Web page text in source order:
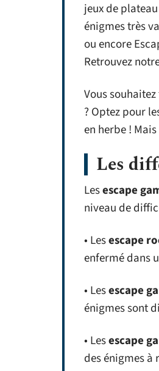
jeux de
énigmes très
ou encore
Retrouvez
Vous
? Optez pour
en herbe !
Les
Lesescape
niveau de
• Lesescape
enfermé dans
• Lesescape
énigmes sont
• Lesescape
des énigmes à